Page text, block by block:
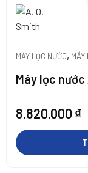
MÁY LỌC NƯỚC, MÁY
Máy lọc nước
8.820.000 ₫